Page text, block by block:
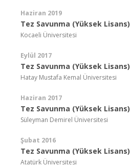
Haziran 2019
Tez Savunma (Yüksek Lisans)
Kocaeli Üniversitesi
Eylül 2017
Tez Savunma (Yüksek Lisans)
Hatay Mustafa Kemal Üniversitesi
Haziran 2017
Tez Savunma (Yüksek Lisans)
Süleyman Demirel Üniversitesi
Şubat 2016
Tez Savunma (Yüksek Lisans)
Atatürk Üniversitesi